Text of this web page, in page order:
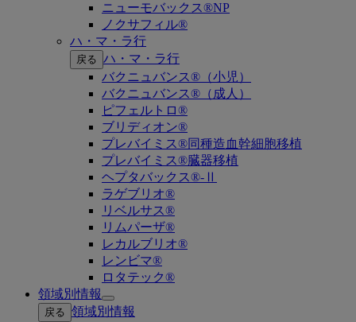
ニューモバックス®NP
ノクサフィル®
ハ・マ・ラ行
戻る ハ・マ・ラ行
バクニュバンス®（小児）
バクニュバンス®（成人）
ピフェルトロ®
ブリディオン®
プレバイミス®同種造血幹細胞移植
プレバイミス®臓器移植
ヘプタバックス®-Ⅱ
ラゲブリオ®
リベルサス®
リムパーザ®
レカルブリオ®
レンビマ®
ロタテック®
領域別情報
Open
submenu
戻る 領域別情報